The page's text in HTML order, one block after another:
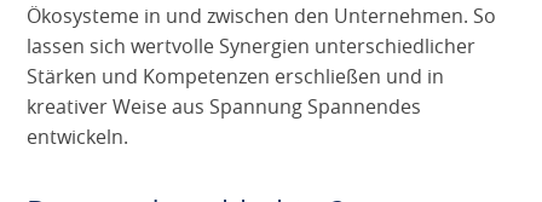
Ökosysteme in und zwischen den Unternehmen. So
lassen sich wertvolle Synergien unterschiedlicher
Stärken und Kompetenzen erschließen und in
kreativer Weise aus Spannung Spannendes
entwickeln.